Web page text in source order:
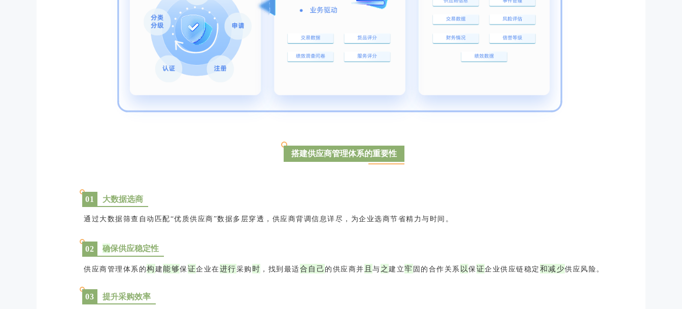
搭建供应商管理体系的重要性
01 大数据选商
通过大数据筛查自动匹配“优质供应商”数据多层穿透，供应商背调信息详尽，为企业选商节省精力与时间。
02 确保供应稳定性
供应商管理体系的构 建能够保证企业在进行采购 时 ，找到最适合 自 己 的供应商并 且 与 之 建立牢 固的合作关系 以保证企业供应链稳定 和减少供应风险。
03 提升采购效率